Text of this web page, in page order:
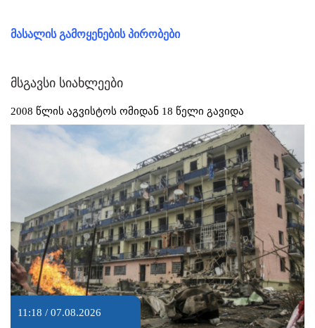
მასალის გამოყენების პირობები
მსგავსი სიახლეები
2008 წლის აგვისტოს ომიდან 18 წელი გავიდა
11:18 / 07.08.2026